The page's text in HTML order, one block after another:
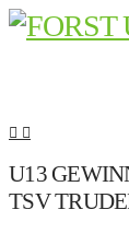
U13
TSV